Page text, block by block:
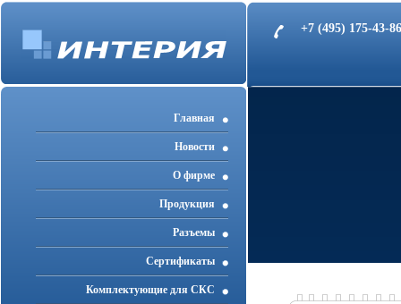
+7 (495) 175-43-
Главная
Новости
О фирме
Продукция
Разъемы
Cертификаты
Комплектующие для СКС